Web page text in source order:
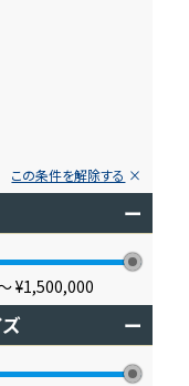
この条件を解除する
ー
¥1,500,000
ー